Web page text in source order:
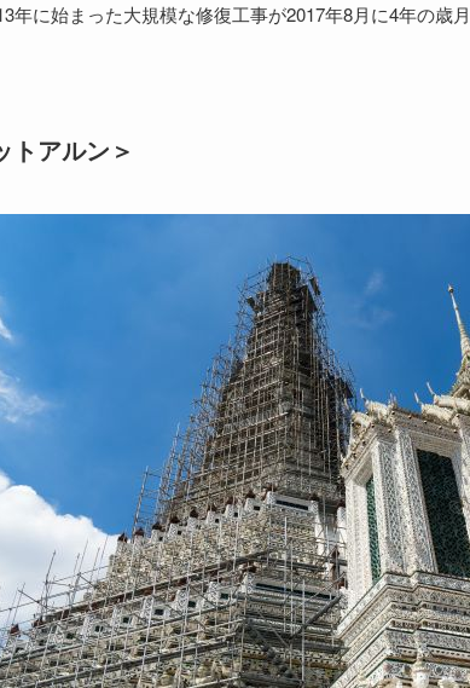
年に始まった大規模な修復工事が2017年8月に4年の歳
トアルン＞